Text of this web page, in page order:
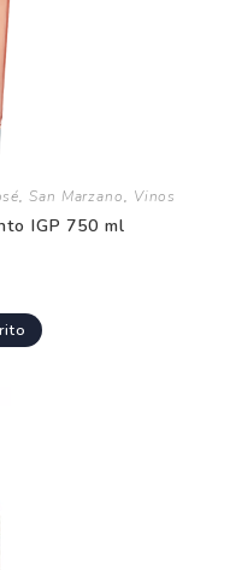
,San Marzano, Vinos
IGP 750 ml